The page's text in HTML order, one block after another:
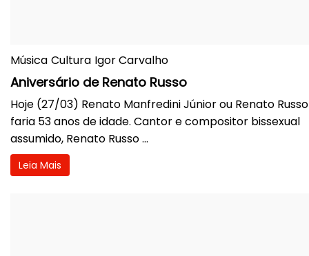
Música Cultura Igor Carvalho
Aniversário de Renato Russo
Hoje (27/03) Renato Manfredini Júnior ou Renato Russo
faria 53 anos de idade. Cantor e compositor bissexual
assumido, Renato Russo ...
Leia Mais